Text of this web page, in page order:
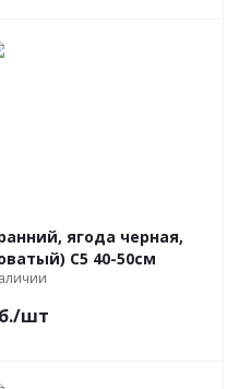
ягода черная,
С5 40-50см
/шт